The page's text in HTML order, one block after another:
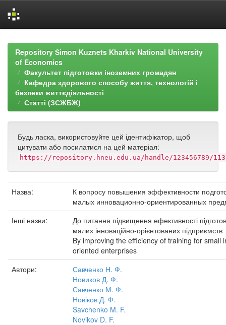
navigationRepository Simon Kuznets Kharkiv National University
of Economics
Факультет підготовки іноземних громадян
Кафедра здорового способу життя, технологій і
безпеки життєдіяльності
Статті (ЗСЖБЖ)
Будь ласка, використовуйте цей ідентифікатор, щоб
цитувати або посилатися на цей матеріал:
https://repository.hneu.edu.ua/handle/123456789/
Назва:
К вопросу повышения эффективности
малых инновационно-ориентированных
Інші назви:
До питання підвищення ефективності
малих інноваційно-орієнтованих підприємств
By improving the efficiency of training for small
oriented enterprises
Автори:
Савченко Н. Ф.
Новиков Д. Ф.
Савченко М. Ф.
Новіков Д. Ф.
Savchenko M. F.
Novikov D. F.